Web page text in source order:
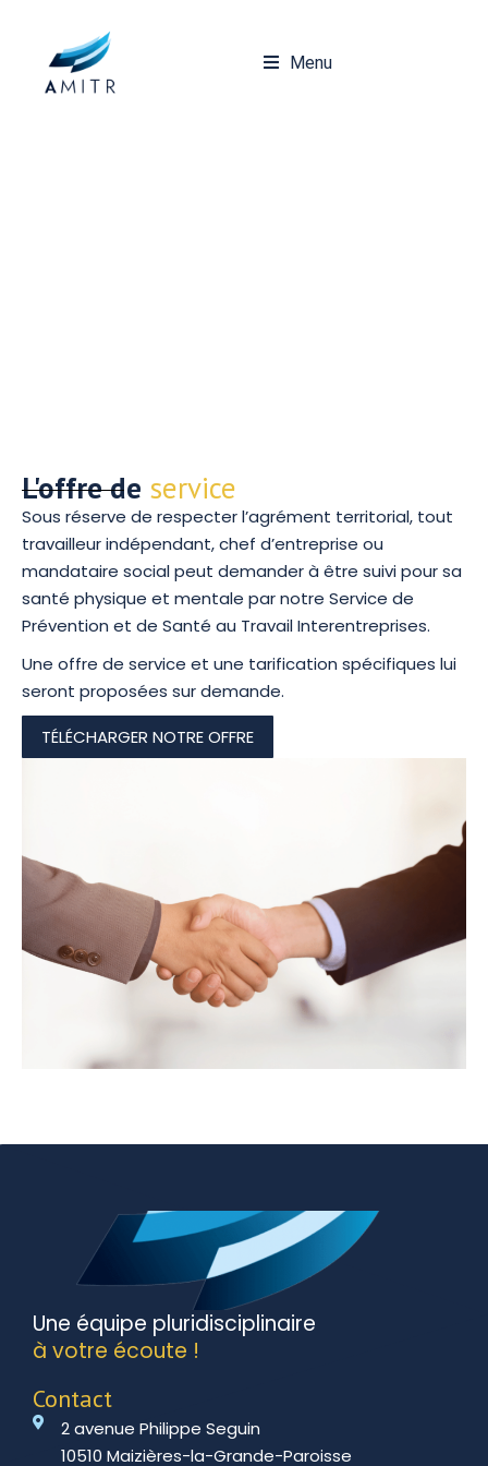
Menu
L'offre de service
Sous réserve de respecter l’agrément territorial, tout
travailleur indépendant, chef d’entreprise ou
mandataire social peut demander à être suivi pour sa
santé physique et mentale par notre Service de
Prévention et de Santé au Travail Interentreprises.
Une offre de service et une tarification spécifiques lui
seront proposées sur demande.
TÉLÉCHARGER NOTRE OFFRE
Une équipe pluridisciplinaire
à votre écoute !
Contact
2 avenue Philippe Seguin
10510 Maizières-la-Grande-Paroisse